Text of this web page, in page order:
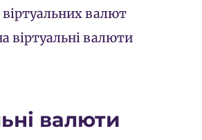
валют
віртуальні валюти